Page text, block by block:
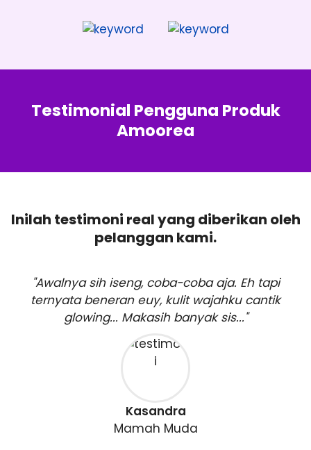
Testimonial Pengguna Produk
Amoorea
Inilah testimoni real yang diberikan oleh
pelanggan kami.
"Awalnya sih iseng, coba-coba aja. Eh tapi
ternyata beneran euy, kulit wajahku cantik
glowing... Makasih banyak sis..."
Kasandra
Mamah Muda